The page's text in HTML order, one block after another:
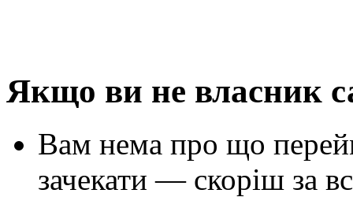
Якщо ви не власник
Вам нема про що
зачекати — скоріш за